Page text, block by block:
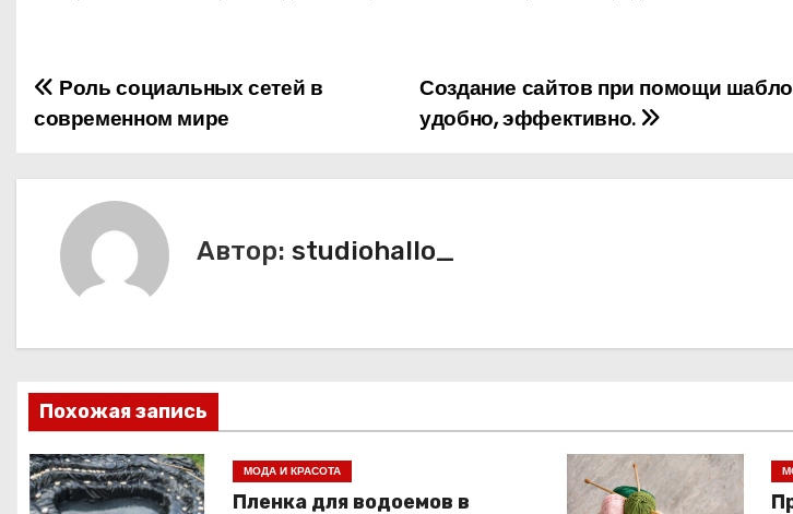
Н
в
и
я
Создание сайтов при помощи
удобно, эффективно.
Роль социальных сетей в
современном мире
Автор: studiohallo_
Похожая запись
МОДА И КРАСОТА
Пленка для водоемов в